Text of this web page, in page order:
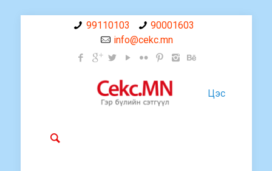
99110103
90001603
info@cekc.mn
Цэс